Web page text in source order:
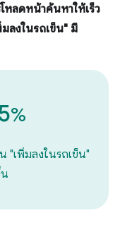
หลดหน้าค้นหาให้เร็ว
ลงในรถเข็น" มี
%
"เพิ่มลงในรถเข็น"